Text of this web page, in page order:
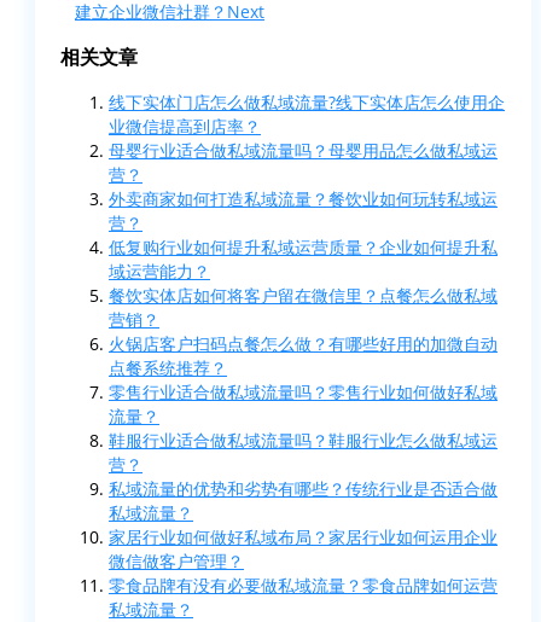
建立企业微信社群？ Next
相关文章
线下实体门店怎么做私域流量?线下实体店怎么使用企
业微信提高到店率？
母婴行业适合做私域流量吗？母婴用品怎么做私域运
营？
外卖商家如何打造私域流量？餐饮业如何玩转私域运
营？
低复购行业如何提升私域运营质量？企业如何提升私
域运营能力？
餐饮实体店如何将客户留在微信里？点餐怎么做私域
营销？
火锅店客户扫码点餐怎么做？有哪些好用的加微自动
点餐系统推荐？
零售行业适合做私域流量吗？零售行业如何做好私域
流量？
鞋服行业适合做私域流量吗？鞋服行业怎么做私域运
营？
私域流量的优势和劣势有哪些？传统行业是否适合做
私域流量？
家居行业如何做好私域布局？家居行业如何运用企业
微信做客户管理？
零食品牌有没有必要做私域流量？零食品牌如何运营
私域流量？